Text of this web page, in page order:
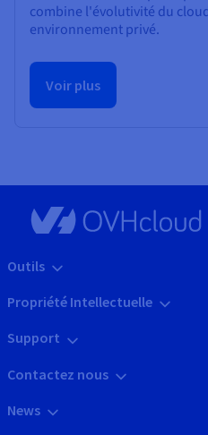
combine l'évolutivité du
environnement privé.
Voir plus
Outils
Propriété Intellectuelle
Support
Contactez nous
News